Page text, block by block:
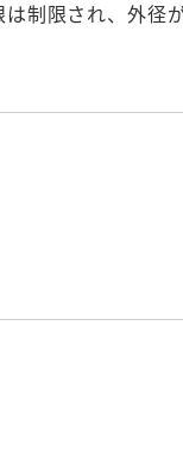
制限され、外径